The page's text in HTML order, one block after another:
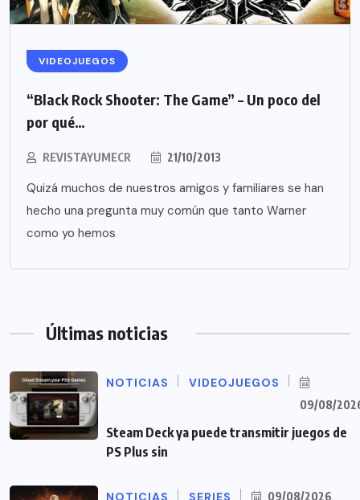
VIDEOJUEGOS
“Black Rock Shooter: The Game” – Un poco del
por qué…
REVISTAYUMECR 21/10/2013
Quizá muchos de nuestros amigos y familiares se han
hecho una pregunta muy común que tanto Warner
como yo hemos
Últimas noticias
NOTICIAS VIDEOJUEGOS
09/08/
Steam Deck ya puede transmitir juegos de
PS Plus sin
NOTICIAS SERIES 09/08/2026